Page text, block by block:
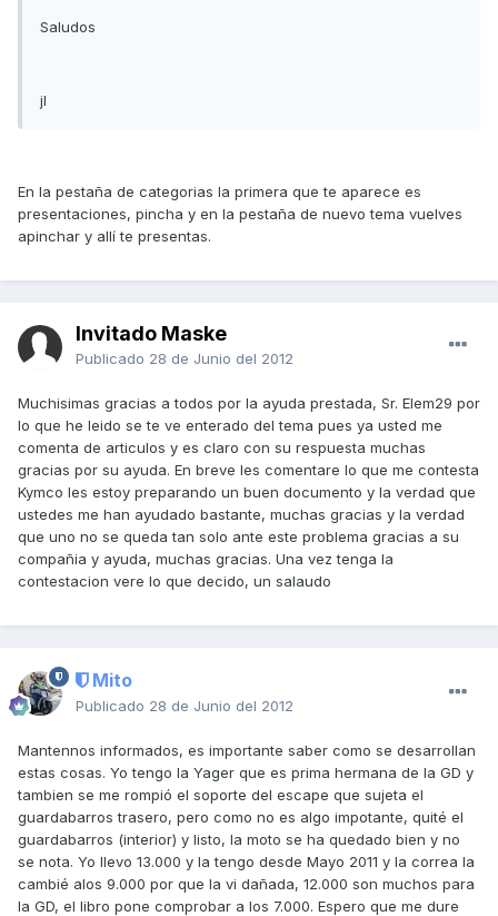
Saludos
jl
En la pestaña de categorias la primera que te aparece es
presentaciones, pincha y en la pestaña de nuevo tema vuelves
apinchar y allí te presentas.
Invitado Maske
Publicado 28 de Junio del 2012
Muchisimas gracias a todos por la ayuda prestada, Sr. Elem29 por
lo que he leido se te ve enterado del tema pues ya usted me
comenta de articulos y es claro con su respuesta muchas
gracias por su ayuda. En breve les comentare lo que me contesta
Kymco les estoy preparando un buen documento y la verdad que
ustedes me han ayudado bastante, muchas gracias y la verdad
que uno no se queda tan solo ante este problema gracias a su
compañia y ayuda, muchas gracias. Una vez tenga la
contestacion vere lo que decido, un salaudo
Mito
Publicado 28 de Junio del 2012
Mantennos informados, es importante saber como se desarrollan
estas cosas. Yo tengo la Yager que es prima hermana de la GD y
tambien se me rompió el soporte del escape que sujeta el
guardabarros trasero, pero como no es algo impotante, quité el
guardabarros (interior) y listo, la moto se ha quedado bien y no
se nota. Yo llevo 13.000 y la tengo desde Mayo 2011 y la correa la
cambié alos 9.000 por que la vi dañada, 12.000 son muchos para
la GD, el libro pone comprobar a los 7.000. Espero que me dure